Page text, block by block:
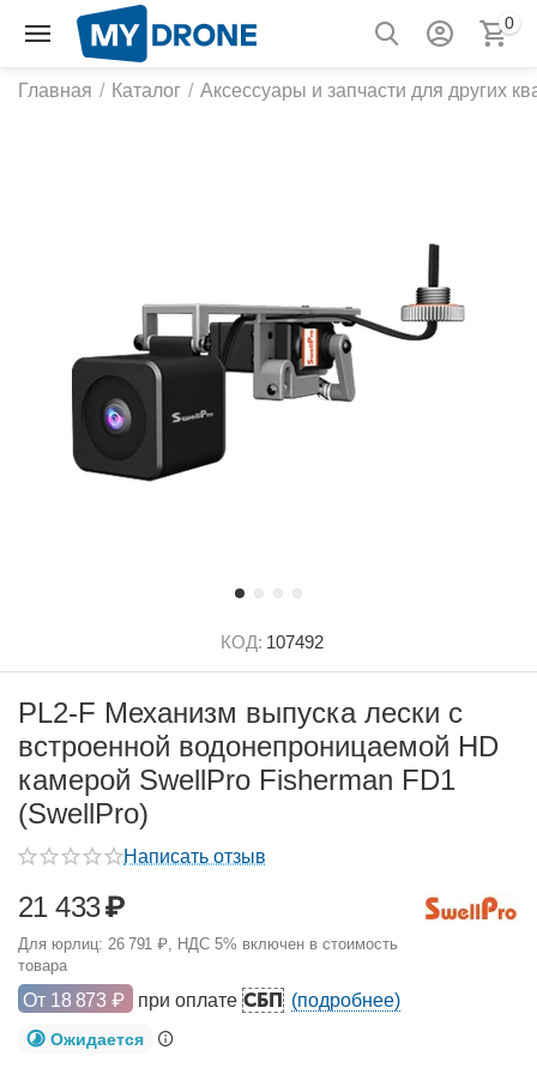
0
Главная / Каталог / Аксессуары и запчасти для других
КОД: 107492
PL2-F Механизм выпуска лески с
встроенной водонепроницаемой HD
камерой SwellPro Fisherman FD1
(SwellPro)
Написать отзыв
21 433₽
Для юрлиц: 26 791 ₽, НДС 5% включен в стоимость
товара
От 18 873 ₽ при оплатеСБП (подробнее)
Ожидается